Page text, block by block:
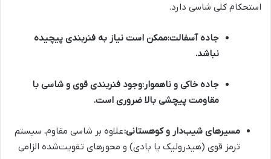
استحکام کلی شاسی دارد.
جاده آسفالت:ممکن است نیاز به فنربندی پیچیده
نباشد.
جاده خاکی و ناهموار:وجود فنربندی قوی و شاسی با
مقاومت پیچشی بالا ضروری است.
مسیرهای شیب‌دار و کوهستانی:علاوه بر شاسی مقاوم، سیستم
ترمز قوی (هیدرولیک یا بادی) و محورهای تقویت‌شده الزامی